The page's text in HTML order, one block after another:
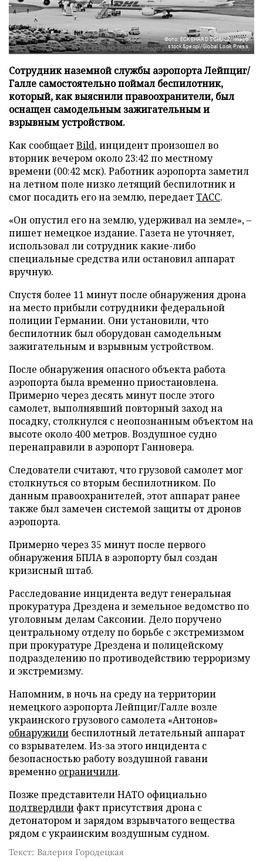
Фото: ECKEHARD SCHULZ/imago
stock&peopl/Global Look Press
Сотрудник наземной службы аэропорта Лейпциг/
Галле самостоятельно поймал беспилотник,
который, как выяснили правоохранители, был
оснащен самодельным зажигательным и
взрывным устройством.
Как сообщаетBild, инцидент произошел во
вторник вечером около 23:42 по местному
времени (00:42 мск). Работник аэропорта заметил
на летном поле низко летящий беспилотник и
смог посадить его на землю, передаетТАСС.
«Он опустил его на землю, удерживал на земле», –
пишет немецкое издание. Газета не уточняет,
использовал ли сотрудник какие-либо
специальные средства или остановил аппарат
вручную.
Спустя более 11 минут после обнаружения дрона
на место прибыли сотрудники федеральной
полиции Германии. Они установили, что
беспилотник был оборудован самодельным
зажигательным и взрывным устройством.
После обнаружения опасного объекта работа
аэропорта была временно приостановлена.
Примерно через десять минут после этого
самолет, выполнявший повторный заход на
посадку, столкнулся с неопознанным объектом на
высоте около 400 метров. Воздушное судно
перенаправили в аэропорт Ганновера.
Следователи считают, что грузовой самолет мог
столкнуться со вторым беспилотником. По
данным правоохранителей, этот аппарат ранее
также был замечен системой защиты от дронов
аэропорта.
Примерно через 35 минут после первого
обнаружения БПЛА в аэропорту был создан
кризисный штаб.
Расследование инцидента ведут генеральная
прокуратура Дрездена и земельное ведомство по
уголовным делам Саксонии. Дело поручено
центральному отделу по борьбе с экстремизмом
при прокуратуре Дрездена и полицейскому
подразделению по противодействию терроризму
и экстремизму.
Напомним, в ночь на среду на территории
немецкого аэропорта Лейпциг/Галле возле
украинского грузового самолета «Антонов»
обнаружили беспилотный летательный аппарат
со взрывателем. Из-за этого инцидента с
безопасностью работу воздушной гавани
временно ограничили.
Позже представители НАТО официально
подтвердили факт присутствия дрона с
детонатором и зарядом взрывчатого вещества
рядом с украинским воздушным судном.
Текст: Валерия Городецкая